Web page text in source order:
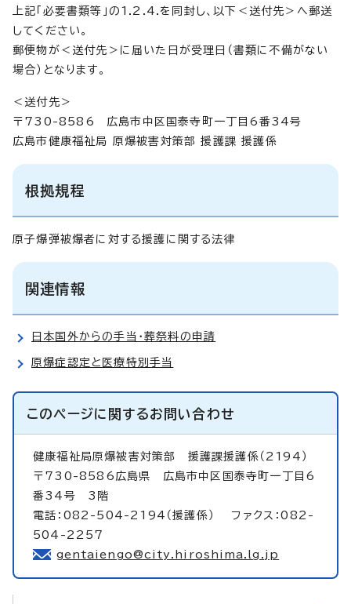
上記「必要書類等」の1.2.4.を同封し、以下＜送付先＞へ郵送
してください。
郵便物が＜送付先＞に届いた日が受理日（書類に不備がない
場合）となります。
＜送付先＞
〒730-8586 広島市中区国泰寺町一丁目6番34号
広島市健康福祉局 原爆被害対策部 援護課 援護係
根拠規程
原子爆弾被爆者に対する援護に関する法律
関連情報
日本国外からの手当・葬祭料の申請
原爆症認定と医療特別手当
このページに関するお問い合わせ
健康福祉局原爆被害対策部 援護課援護係（2194）
〒730-8586広島県 広島市中区国泰寺町一丁目6
番34号 3階
電話：082-504-2194（援護係） ファクス：082-
504-2257
gentaiengo@city.hiroshima.lg.jp